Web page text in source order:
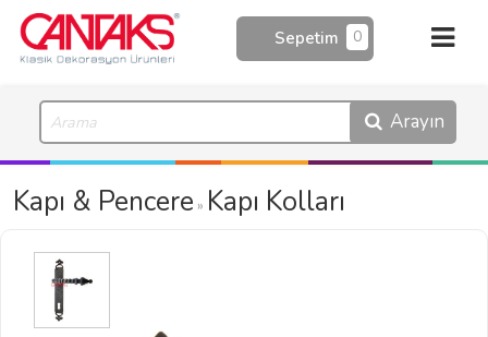
0
Sepetim
Arayın
Kapı & Pencere » Kapı Kolları